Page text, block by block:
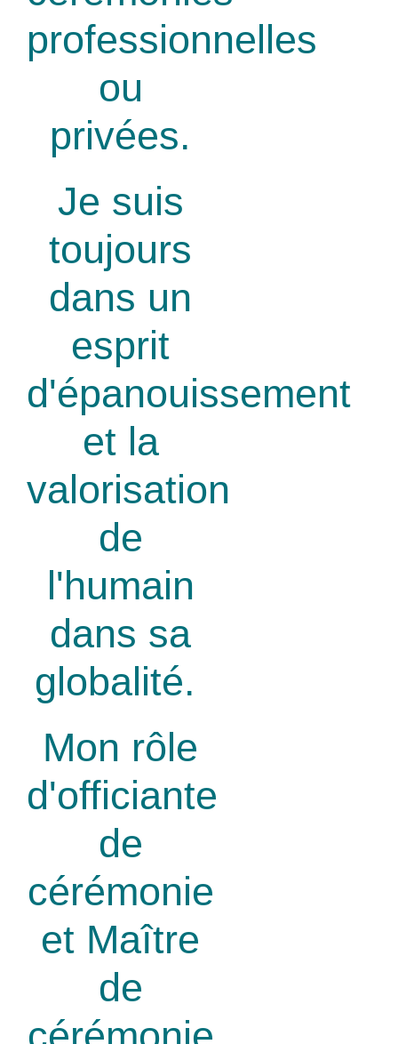
professionnelles
ou
privées.
Je suis
toujours
dans un
esprit
d'épanouissement
et la
valorisation
de
l'humain
dans sa
globalité.
Mon rôle
d'officiante
de
cérémonie
et Maître
de